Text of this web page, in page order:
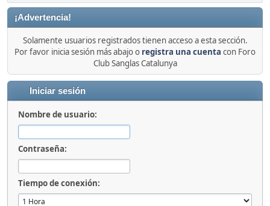
¡Advertencia!
Solamente usuarios registrados tienen acceso a esta sección.
Por favor inicia sesión más abajo o registra una cuenta con Foro
Club Sanglas Catalunya
Iniciar sesión
Nombre de usuario:
Contraseña:
Tiempo de conexión: